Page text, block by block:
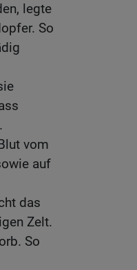
legte
So
vom
auf
das
Zelt.
So